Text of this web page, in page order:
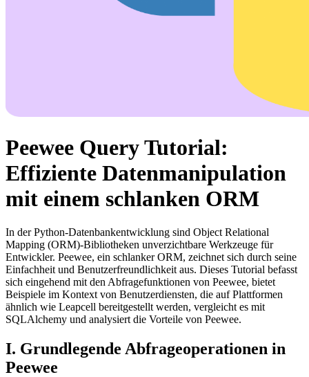
Peewee Query Tutorial:
Effiziente Datenmanipulation
mit einem schlanken ORM
In der Python-Datenbankentwicklung sind Object Relational
Mapping (ORM)-Bibliotheken unverzichtbare Werkzeuge für
Entwickler. Peewee, ein schlanker ORM, zeichnet sich durch seine
Einfachheit und Benutzerfreundlichkeit aus. Dieses Tutorial befasst
sich eingehend mit den Abfragefunktionen von Peewee, bietet
Beispiele im Kontext von Benutzerdiensten, die auf Plattformen
ähnlich wie Leapcell bereitgestellt werden, vergleicht es mit
SQLAlchemy und analysiert die Vorteile von Peewee.
I. Grundlegende Abfrageoperationen in
Peewee